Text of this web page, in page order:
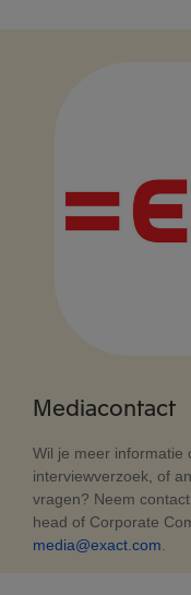
Mediacontact
Wil je meer informatie
interviewverzoek, of
vragen? Neem
head of Corporate
media@exact.com